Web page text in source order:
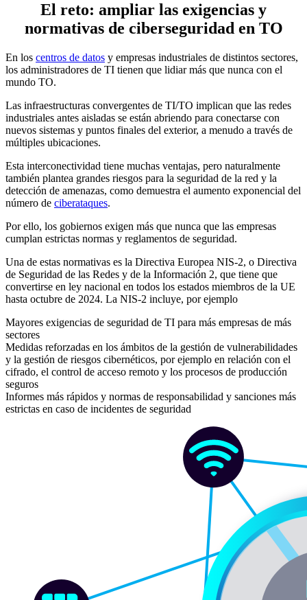
El reto: ampliar las exigencias y
normativas de ciberseguridad en TO
En los centros de datos y empresas industriales de distintos sectores,
los administradores de TI tienen que lidiar más que nunca con el
mundo TO.
Las infraestructuras convergentes de TI/TO implican que las redes
industriales antes aisladas se están abriendo para conectarse con
nuevos sistemas y puntos finales del exterior, a menudo a través de
múltiples ubicaciones.
Esta interconectividad tiene muchas ventajas, pero naturalmente
también plantea grandes riesgos para la seguridad de la red y la
detección de amenazas, como demuestra el aumento exponencial del
número de ciberataques.
Por ello, los gobiernos exigen más que nunca que las empresas
cumplan estrictas normas y reglamentos de seguridad.
Una de estas normativas es la Directiva Europea NIS-2, o Directiva
de Seguridad de las Redes y de la Información 2, que tiene que
convertirse en ley nacional en todos los estados miembros de la UE
hasta octubre de 2024. La NIS-2 incluye, por ejemplo
Mayores exigencias de seguridad de TI para más empresas de más
sectores
Medidas reforzadas en los ámbitos de la gestión de vulnerabilidades
y la gestión de riesgos cibernéticos, por ejemplo en relación con el
cifrado, el control de acceso remoto y los procesos de producción
seguros
Informes más rápidos y normas de responsabilidad y sanciones más
estrictas en caso de incidentes de seguridad